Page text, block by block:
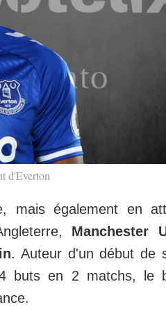
d'Everton
mais également en
Manchester
. Auteur d'un début de
buts en 2 matchs, le